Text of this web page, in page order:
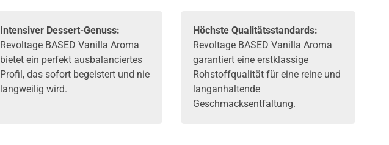
Intensiver Dessert-Genuss:
Revoltage BASED Vanilla Aroma
bietet ein perfekt ausbalanciertes
Profil, das sofort begeistert und nie
langweilig wird.
Höchste Qualitätsstandards:
Revoltage BASED Vanilla Aroma
garantiert eine erstklassige
Rohstoffqualität für eine reine und
langanhaltende
Geschmacksentfaltung.